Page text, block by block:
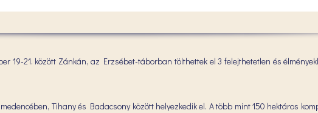
19-21. között Zánkán, az Erzsébet-táborban tölthettek el 3 felejthetetlen és
Tihany és Badacsony között helyezkedik el. A több mint 150 hektáros